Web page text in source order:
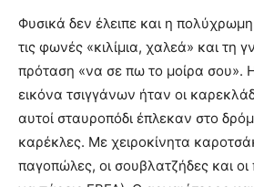
Φυσικά δεν έλειπε και η
τις φωνές «κιλίμια, χαλεά» και τη
πρόταση «να σε πω το μοίρα σου».
εικόνα τσιγγάνων ήταν οι
αυτοί σταυροπόδι έπλεκαν στο
καρέκλες. Με χειροκίνητα
παγοπώλες, οι σουβλατζήδες και